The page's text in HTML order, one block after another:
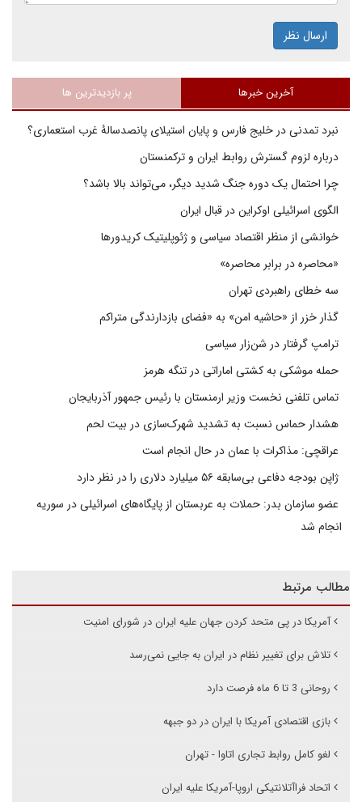
ارسال نظر
آخرین خبرها پر بازدیدترین ها
نبرد تمدنی در خلیج فارس و پایان استیلای پانصدسالۀ غرب استعماری؟
درباره لزوم گسترش روابط ایران و ترکمنستان
چرا احتمال یک دوره جنگ شدید دیگر، می‌تواند بالا باشد؟
الگوی اسرائیلی اوکراین در قبال ایران
خوانشی از منظر اقتصاد سیاسی و ژئوپلیتیک کریدورها
«محاصره در برابر محاصره»
سه خطای راهبردی تهران
گذار خزر از «حاشیه امن» به «فضای بازدارندگی متراکم
ترامپ گرفتار در شن‌زار سیاسی
حمله موشکی به کشتی اماراتی در تنگه هرمز
تماس تلفنی نخست وزیر ارمنستان با رئیس جمهور آذربایجان
هشدار حماس نسبت به تشدید شهرک‌سازی در بیت‌ لحم
عراقچی: مذاکرات با عمان در حال انجام است
ژاپن بودجه دفاعی بی‌سابقه ۵۶ میلیارد دلاری را در نظر دارد
عضو سازمان بدر: حملات به عربستان از پایگاه‌های اسرائیلی در سوریه
انجام شد
مطالب مرتبط
آمریکا در پی متحد کردن جهان علیه ایران در شورای امنیت
تلاش برای تغییر نظام در ایران به جایی نمی‌رسد
روحانی 3 تا 6 ماه فرصت دارد
بازی اقتصادی آمریکا با ایران در دو جبهه
لغو کامل روابط تجاری اتاوا - تهران
اتحاد فراآتلانتیکی اروپا-آمریکا علیه ایران